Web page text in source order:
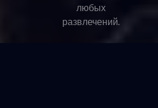
любых
развлечений.